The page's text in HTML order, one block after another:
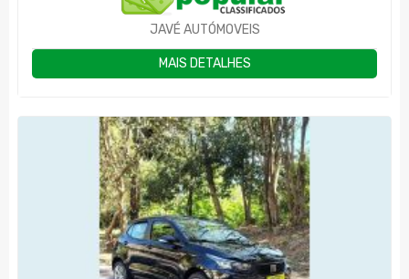
JAVÉ AUTÓMOVEIS
MAIS DETALHES